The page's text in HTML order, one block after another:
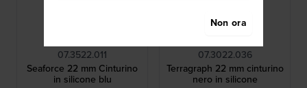
07.3522.011
Seaforce 22 mm Cinturino
in silicone blu
07.3022.036
Terragraph 22 mm cinturino
nero in silicone
Non ora